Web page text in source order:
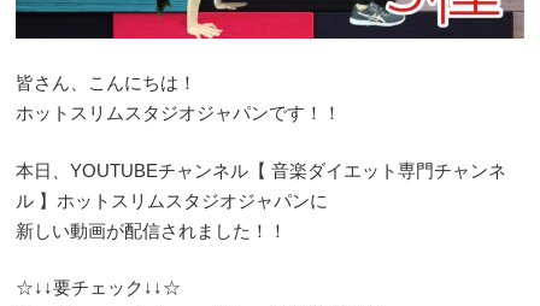
皆さん、こんにちは！
ホットスリムスタジオジャパンです！！
本日、YOUTUBEチャンネル【 音楽ダイエット専門チャンネ
ル 】ホットスリムスタジオジャパンに
新しい動画が配信されました！！
☆↓↓要チェック↓↓☆